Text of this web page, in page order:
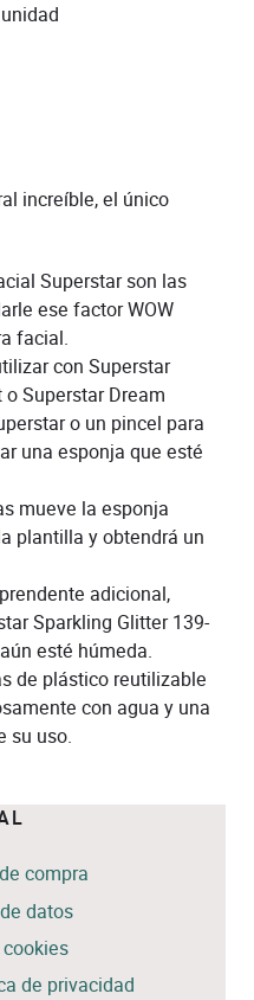
increíble, el único
Superstar son las
ese factor WOW
facial.
con Superstar
Superstar Dream
o un pincel para
una esponja que esté
mueve la esponja
plantilla y obtendrá un
adicional,
Sparkling Glitter 139-
esté húmeda.
de plástico reutilizable
con agua y una
su uso.
compra
datos
de privacidad